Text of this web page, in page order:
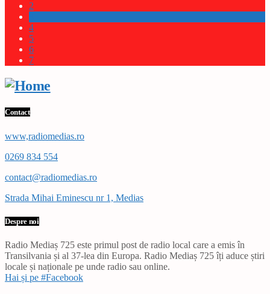
2
4
5
6
7
Contact
www,radiomedias.ro
0269 834 554
contact@radiomedias.ro
Strada Mihai Eminescu nr 1, Medias
Despre noi
Radio Mediaș 725 este primul post de radio local care a emis în
Transilvania și al 37-lea din Europa. Radio Mediaș 725 îți aduce știri
locale și naționale pe unde radio sau online.
Hai și pe #Facebook